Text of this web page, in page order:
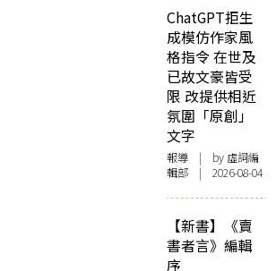
ChatGPT拒生
成模仿作家風
格指令 在世及
已故文豪皆受
限 改提供相近
氛圍「原創」
文字
報導 | by 虛詞編
輯部 | 2026-08-04
【新書】《賣
書者言》編輯
序